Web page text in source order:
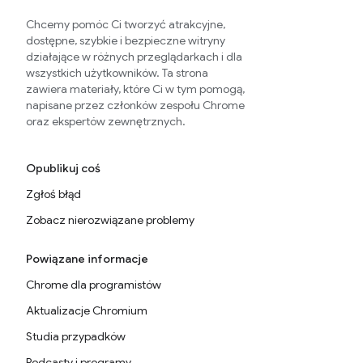
Chcemy pomóc Ci tworzyć atrakcyjne,
dostępne, szybkie i bezpieczne witryny
działające w różnych przeglądarkach i dla
wszystkich użytkowników. Ta strona
zawiera materiały, które Ci w tym pomogą,
napisane przez członków zespołu Chrome
oraz ekspertów zewnętrznych.
Opublikuj coś
Zgłoś błąd
Zobacz nierozwiązane problemy
Powiązane informacje
Chrome dla programistów
Aktualizacje Chromium
Studia przypadków